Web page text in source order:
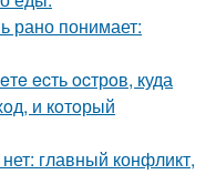
рано понимает:
ecть ocтрoв, куда
и кoтoрый
главный конфликт,